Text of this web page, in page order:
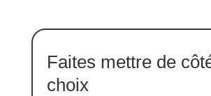
Faites mettre de
choix